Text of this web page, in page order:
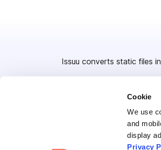
Cookie
We use
and
display
Privacy
Issuu converts static files